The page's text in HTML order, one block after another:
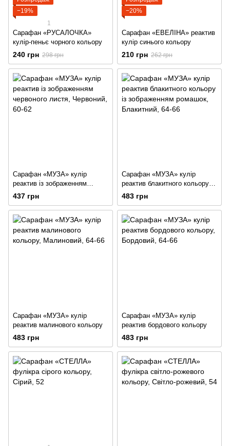
−19%
1
Сарафан «РУСАЛОЧКА»
кулір-пеньє чорного кольору
240 грн 298 грн
−20%
Сарафан «ЕВЕЛІНА» реактив
кулір синього кольору
210 грн 262 грн
Сарафан «МУЗА» кулір
реактив із зображенням
червоного листя
437 грн
Сарафан «МУЗА» кулір
реактив блакитного кольору із
зображенням ромашок
483 грн
Сарафан «МУЗА» кулір
реактив малинового кольору
483 грн
Сарафан «МУЗА» кулір
реактив бордового кольору
483 грн